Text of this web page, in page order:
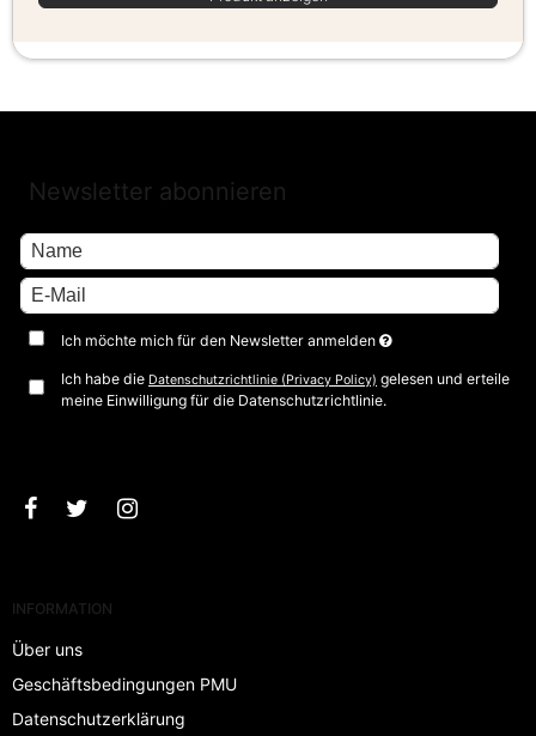
Newsletter abonnieren
Ich möchte mich für den Newsletter anmelden
Ich habe die Datenschutzrichtlinie (Privacy Policy) gelesen und erteile
meine Einwilligung für die Datenschutzrichtlinie.
INFORMATION
Über uns
Geschäftsbedingungen PMU
Datenschutzerklärung